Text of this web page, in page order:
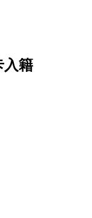
入籍